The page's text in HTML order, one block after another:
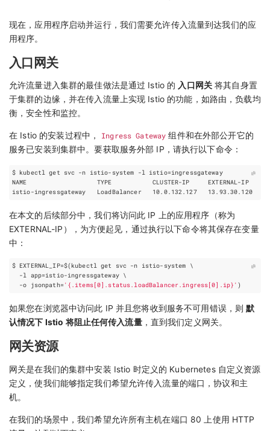
现在，应用程序启动并运行，我们需要允许传入流量到达我们的应
用程序。
入口网关
允许流量进入集群的最佳做法是通过 Istio 的 入口网关 将其自身置
于集群的边缘，并在传入流量上实现 Istio 的功能，如路由，负载均
衡，安全性和监控。
在 Istio 的安装过程中， Ingress Gateway 组件和在外部公开它的
服务已安装到集群中。要获取服务外部 IP，请执行以下命令：
$ kubectl get svc -n istio-system -l istio=
ingressgateway
NAME                   TYPE           CLUSTER-IP     EXTERNAL-IP
istio-ingressgateway   LoadBalancer   10.0.132.127   13.93.30.120
在本文的后续部分中，我们将访问此 IP 上的应用程序（称为
EXTERNAL-IP），为方便起见，通过执行以下命令将其保存在变量
中：
$ EXTERNAL_IP=$(kubectl get svc -n istio-system
  -l
app=istio-ingressgateway
  -o
jsonpath='{.items[0].status.loadBalancer.ingress[0].ip}' )
如果您在浏览器中访问此 IP 并且您将收到服务不可用错误，则默
认情况下 Istio 将阻止任何传入流量，直到我们定义网关。
网关资源
网关是在我们的集群中安装 Istio 时定义的 Kubernetes 自定义资源
定义，使我们能够指定我们希望允许传入流量的端口，协议和主
机。
在我们的场景中，我们希望允许所有主机在端口 80 上使用 HTTP